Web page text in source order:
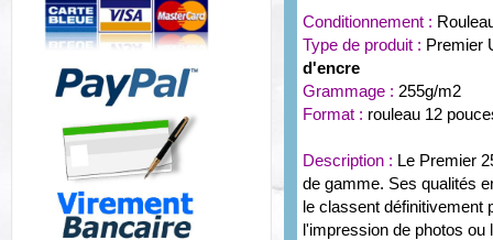
Conditionnement :
Type de produit : Premier
d'encre
Grammage : 255g/m2
Format : rouleau 12
Description : Le Premier
de gamme. Ses qualités
le classent définitivement
l'impression de photos